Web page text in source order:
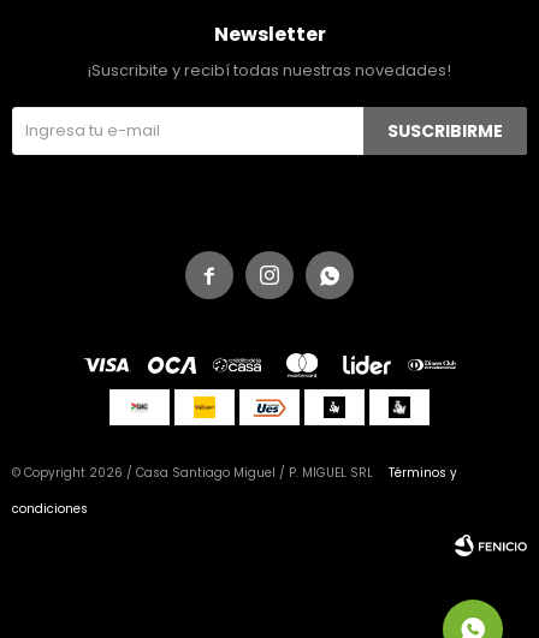
  
Newsletter
¡Suscribite y recibí todas nuestras novedades!
SUSCRIBIRME
© Copyright 2026 / Casa Santiago Miguel / P. MIGUEL SRL
Términos y
condiciones